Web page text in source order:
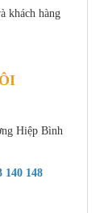
khách hàng
Hiệp Bình
140 148